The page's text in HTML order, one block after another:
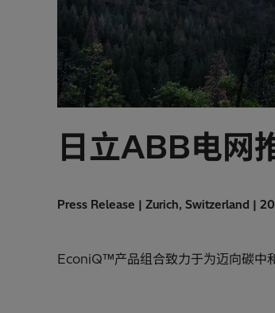
日立ABB电网
Press Release | Zurich, Switzerland |
EconiQ™产品组合致力于为迈向碳中